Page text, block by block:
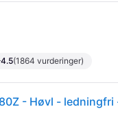
4.5(1864 vurderinger)